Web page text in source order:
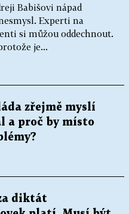
Babišovi nápad
Experti na
si můžou oddechnout.
je...
zřejmě myslí
a proč by místo
diktát